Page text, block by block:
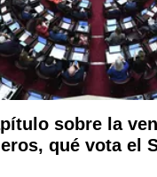
sobre la
qué vota el